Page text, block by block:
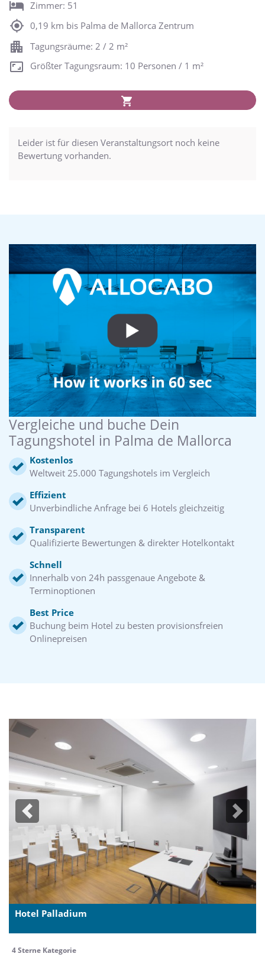
Zimmer: 51
0,19 km bis Palma de Mallorca Zentrum
Tagungsräume: 2 / 2 m²
Größter Tagungsraum: 10 Personen / 1 m²
Leider ist für diesen Veranstaltungsort noch keine
Bewertung vorhanden.
Vergleiche und buche Dein
Tagungshotel in Palma de Mallorca
Kostenlos
Weltweit 25.000 Tagungshotels im Vergleich
Effizient
Unverbindliche Anfrage bei 6 Hotels gleichzeitig
Transparent
Qualifizierte Bewertungen & direkter Hotelkontakt
Schnell
Innerhalb von 24h passgenaue Angebote &
Terminoptionen
Best Price
Buchung beim Hotel zu besten provisionsfreien
Onlinepreisen
Previous Next
Hotel Palladium
4 Sterne Kategorie